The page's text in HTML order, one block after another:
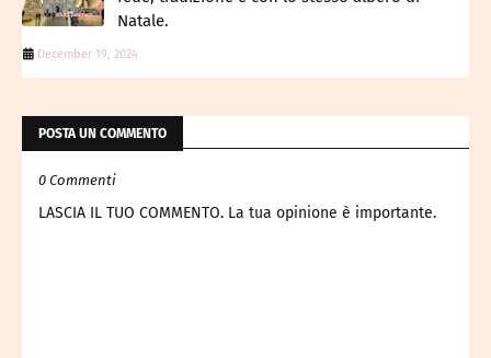
Natale.
December 19, 2024
POSTA UN COMMENTO
0 Commenti
LASCIA IL TUO COMMENTO. La tua opinione è importante.